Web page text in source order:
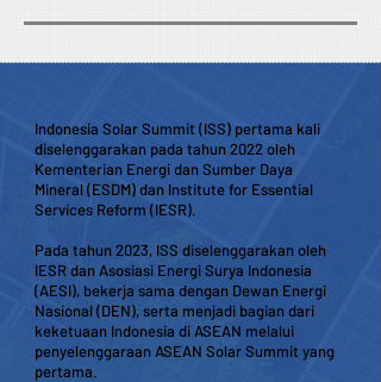
Indonesia Solar Summit (ISS) pertama kali
diselenggarakan pada tahun 2022 oleh
Kementerian Energi dan Sumber Daya
Mineral (ESDM) dan Institute for Essential
Services Reform (IESR).
Pada tahun 2023, ISS diselenggarakan oleh
IESR dan Asosiasi Energi Surya Indonesia
(AESI), bekerja sama dengan Dewan Energi
Nasional (DEN), serta menjadi bagian dari
keketuaan Indonesia di ASEAN melalui
penyelenggaraan ASEAN Solar Summit yang
pertama.